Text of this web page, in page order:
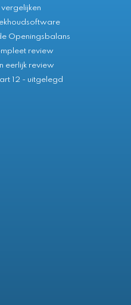
Openingsbalans
review
eerlijk review
12 - uitgelegd